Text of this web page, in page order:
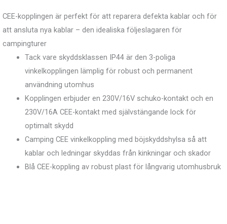
CEE-kopplingen är perfekt för att reparera defekta kablar och för
att ansluta nya kablar – den idealiska följeslagaren för
campingturer
Tack vare skyddsklassen IP44 är den 3-poliga
vinkelkopplingen lämplig för robust och permanent
användning utomhus
Kopplingen erbjuder en 230V/16V schuko-kontakt och en
230V/16A CEE-kontakt med självstängande lock för
optimalt skydd
Camping CEE vinkelkoppling med böjskyddshylsa så att
kablar och ledningar skyddas från kinkningar och skador
Blå CEE-koppling av robust plast för långvarig utomhusbruk